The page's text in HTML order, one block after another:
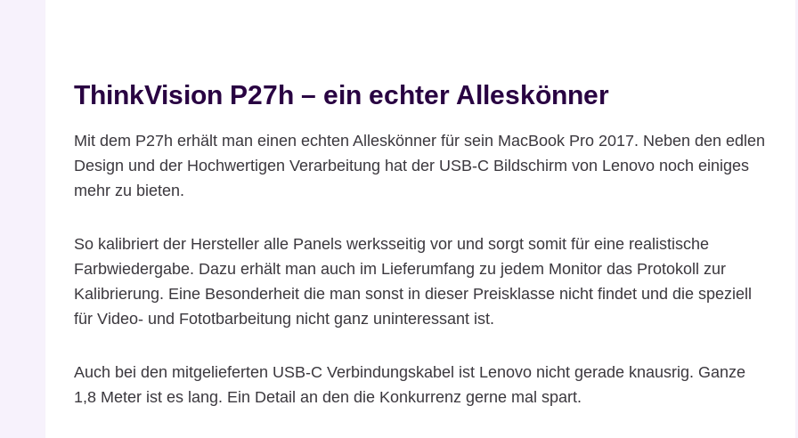
ThinkVision P27h – ein echter Alleskönner
Mit dem P27h erhält man einen echten Alleskönner für sein MacBook Pro 2017. Neben den edlen
Design und der Hochwertigen Verarbeitung hat der USB-C Bildschirm von Lenovo noch einiges
mehr zu bieten.
So kalibriert der Hersteller alle Panels werksseitig vor und sorgt somit für eine realistische
Farbwiedergabe. Dazu erhält man auch im Lieferumfang zu jedem Monitor das Protokoll zur
Kalibrierung. Eine Besonderheit die man sonst in dieser Preisklasse nicht findet und die speziell
für Video- und Fototbarbeitung nicht ganz uninteressant ist.
Auch bei den mitgelieferten USB-C Verbindungskabel ist Lenovo nicht gerade knausrig. Ganze
1,8 Meter ist es lang. Ein Detail an den die Konkurrenz gerne mal spart.